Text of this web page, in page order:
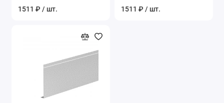
1511 ₽ / шт. 1511 ₽ / шт.